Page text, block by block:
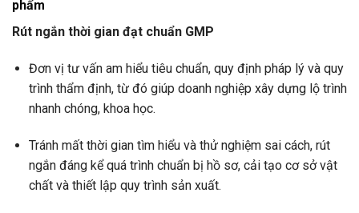
phẩm
Rút ngắn thời gian đạt chuẩn GMP
Đơn vị tư vấn am hiểu tiêu chuẩn, quy định pháp lý và quy
trình thẩm định, từ đó giúp doanh nghiệp xây dựng lộ trình
nhanh chóng, khoa học.
Tránh mất thời gian tìm hiểu và thử nghiệm sai cách, rút
ngắn đáng kể quá trình chuẩn bị hồ sơ, cải tạo cơ sở vật
chất và thiết lập quy trình sản xuất.